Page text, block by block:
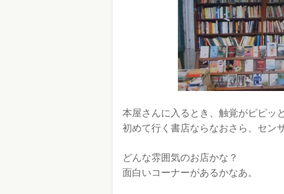
本屋さんに入るとき、触覚がピピッ
初めて行く書店ならなおさら、セン
どんな雰囲気のお店かな？
面白いコーナーがあるかなあ。